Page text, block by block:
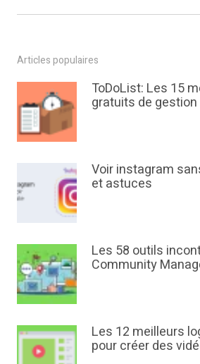
Articles populaires
ToDoList: Les 15
gratuits de
Voir instagram
et astuces
Les 58 outils
Community
Les 12 meilleurs
pour créer des